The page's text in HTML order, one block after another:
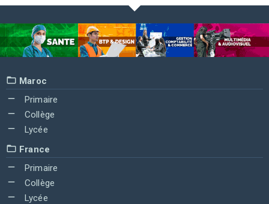
Maroc
Primaire
Collège
Lycée
France
Primaire
Collège
Lycée